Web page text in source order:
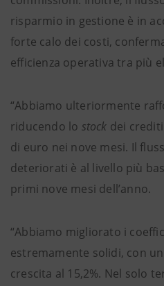
risparmio in gestione è in
forte calo dei costi,
efficienza operativa tra più
“Abbiamo ulteriormente
riducendo lo stock dei
di euro nei nove mesi. Il
deteriorati è al livello più
primi nove mesi dell’anno.
“Abbiamo migliorato i
estremamente solidi, con un
crescita al 15,2%. Nel solo